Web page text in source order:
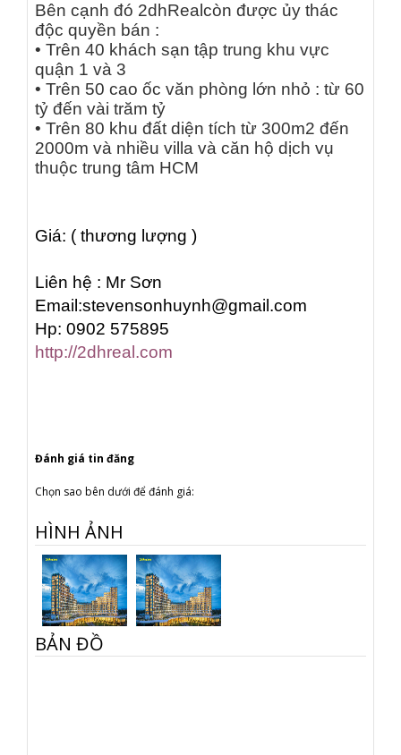
Bên cạnh đó 2dhRealcòn được ủy thác
độc quyền bán :
• Trên 40 khách sạn tập trung khu vực
quận 1 và 3
• Trên 50 cao ốc văn phòng lớn nhỏ : từ 60
tỷ đến vài trăm tỷ
• Trên 80 khu đất diện tích từ 300m2 đến
2000m và nhiều villa và căn hộ dịch vụ
thuộc trung tâm HCM
Giá: ( thương lượng )
Liên hệ : Mr Sơn
Email:stevensonhuynh@gmail.com
Hp: 0902 575895
http://2dhreal.com
Đánh giá tin đăng
Chọn sao bên dưới để đánh giá:
HÌNH ẢNH
BẢN ĐỒ